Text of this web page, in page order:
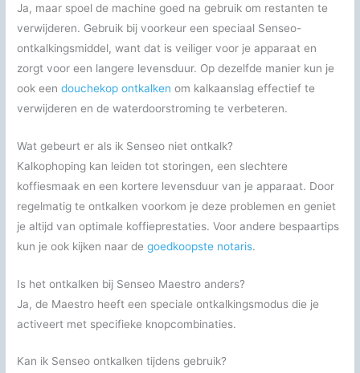
Ja, maar spoel de machine goed na gebruik om restanten te
verwijderen. Gebruik bij voorkeur een speciaal Senseo-
ontkalkingsmiddel, want dat is veiliger voor je apparaat en
zorgt voor een langere levensduur. Op dezelfde manier kun je
ook eendouchekop ontkalken om kalkaanslag effectief te
verwijderen en de waterdoorstroming te verbeteren.
Wat gebeurt er als ik Senseo niet ontkalk?
Kalkophoping kan leiden tot storingen, een slechtere
koffiesmaak en een kortere levensduur van je apparaat. Door
regelmatig te ontkalken voorkom je deze problemen en geniet
je altijd van optimale koffieprestaties. Voor andere bespaartips
kun je ook kijken naar degoedkoopste notaris.
Is het ontkalken bij Senseo Maestro anders?
Ja, de Maestro heeft een speciale ontkalkingsmodus die je
activeert met specifieke knopcombinaties.
Kan ik Senseo ontkalken tijdens gebruik?